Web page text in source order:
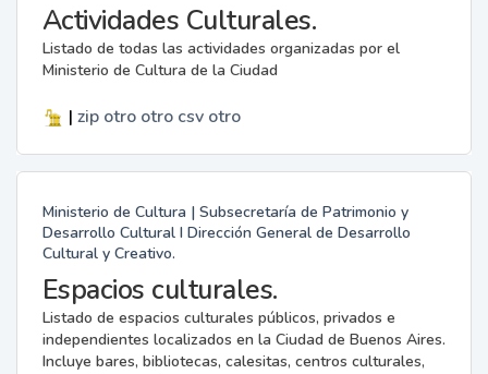
Actividades Culturales.
Listado de todas las actividades organizadas por el
Ministerio de Cultura de la Ciudad
| zip otro otro csv otro
Ministerio de Cultura | Subsecretaría de Patrimonio y
Desarrollo Cultural I Dirección General de Desarrollo
Cultural y Creativo.
Espacios culturales.
Listado de espacios culturales públicos, privados e
independientes localizados en la Ciudad de Buenos Aires.
Incluye bares, bibliotecas, calesitas, centros culturales,